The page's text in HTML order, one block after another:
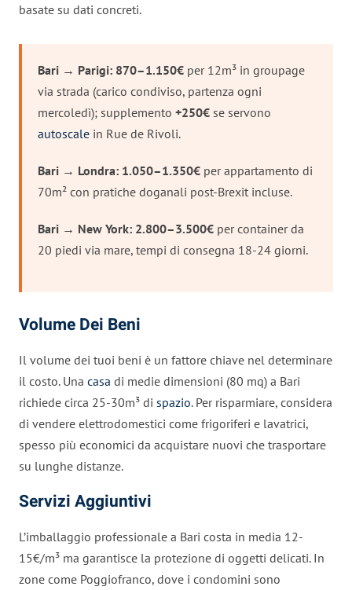
basate su dati concreti.
Bari → Parigi: 870–1.150€ per 12m³ in groupage
via strada (carico condiviso, partenza ogni
mercoledì); supplemento +250€ se servono
autoscale in Rue de Rivoli.
Bari → Londra: 1.050–1.350€ per appartamento di
70m² con pratiche doganali post-Brexit incluse.
Bari → New York: 2.800–3.500€ per container da
20 piedi via mare, tempi di consegna 18-24 giorni.
Volume Dei Beni
Il volume dei tuoi beni è un fattore chiave nel determinare
il costo. Una casa di medie dimensioni (80 mq) a Bari
richiede circa 25-30m³ di spazio. Per risparmiare, considera
di vendere elettrodomestici come frigoriferi e lavatrici,
spesso più economici da acquistare nuovi che trasportare
su lunghe distanze.
Servizi Aggiuntivi
L’imballaggio professionale a Bari costa in media 12-
15€/m³ ma garantisce la protezione di oggetti delicati. In
zone come Poggiofranco, dove i condomini sono